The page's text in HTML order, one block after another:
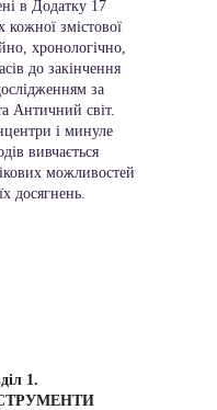
в Додатку 17
змістової
хронологічно,
до закінчення
за
Античний світ.
і минуле
вивчається
можливостей
досягнень.
1.